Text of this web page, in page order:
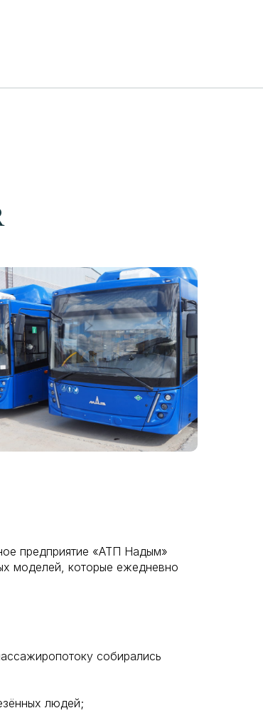
предприятие «АТП Надым»
моделей, которые ежедневно
собирались
людей;